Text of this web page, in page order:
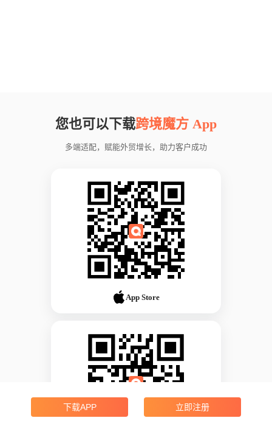
您也可以下载跨境魔方 App
多端适配，赋能外贸增长，助力客户成功
App Store
下载APP 立即注册